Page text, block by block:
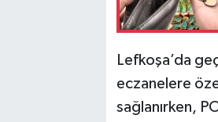
Lefkoşa’da
eczanelere
sağlanırken,